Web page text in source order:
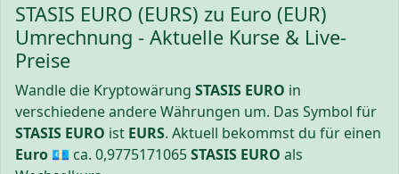
STASIS EURO (EURS) zu Euro (EUR)
Umrechnung - Aktuelle Kurse & Live-
Preise
Wandle die Kryptowärung STASIS EURO in
verschiedene andere Währungen um. Das Symbol für
STASIS EURO ist EURS. Aktuell bekommst du für einen
Euro 💶 ca. 0,9775171065STASIS EURO als